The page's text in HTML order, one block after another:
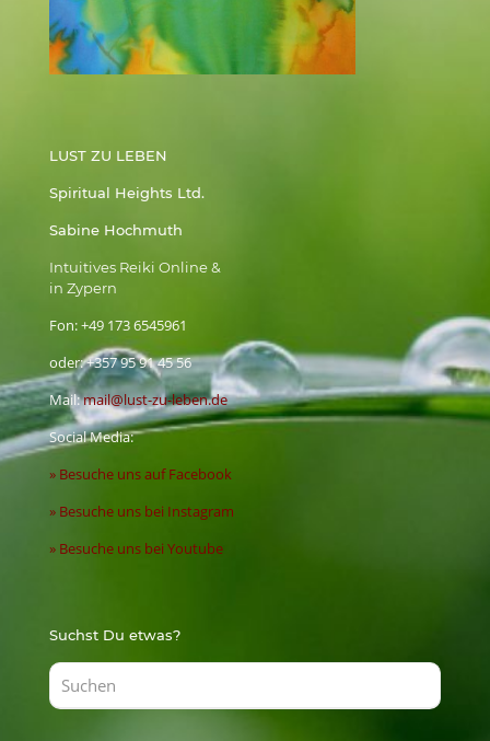
LUST ZU LEBEN
Spiritual Heights Ltd.
Sabine Hochmuth
Intuitives Reiki Online &
in Zypern
Fon:+49 173 6545961
oder:+357 95 91 45 56
Mail:mail@lust-zu-leben.de
Social Media:
» Besuche uns auf Facebook
» Besuche uns bei Instagram
» Besuche uns bei Youtube
Suchst Du etwas?